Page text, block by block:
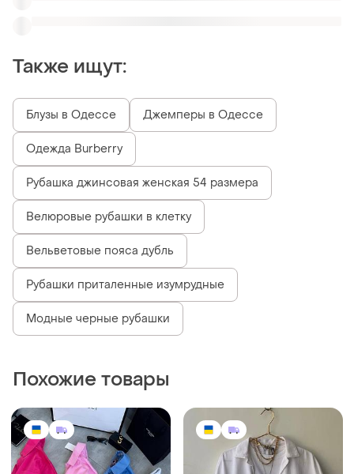
Похожие товары
Женская хлопковая
рубашка розовый
малиновый хлопок базовая
летняя ося легкая
натуральная
42 и еще 9
повседневная оверсайз
белая розовая малиновая
42 и еще 7